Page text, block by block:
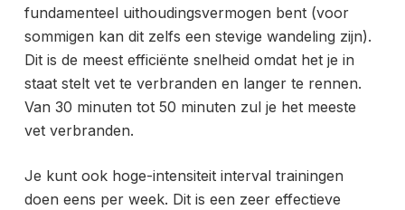
fundamenteel uithoudingsvermogen bent (voor
sommigen kan dit zelfs een stevige wandeling zijn).
Dit is de meest efficiënte snelheid omdat het je in
staat stelt vet te verbranden en langer te rennen.
Van 30 minuten tot 50 minuten zul je het meeste
vet verbranden.
Je kunt ook hoge-intensiteit interval trainingen
doen eens per week. Dit is een zeer effectieve